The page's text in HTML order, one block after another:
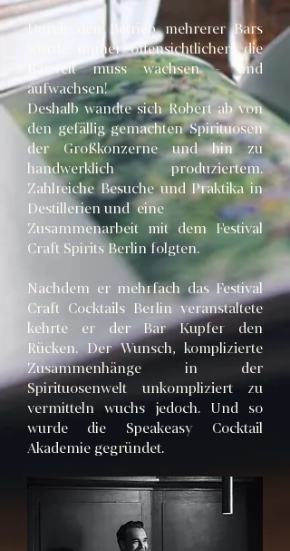
Durch den Betrieb mehrerer Bars
wurde immer offensichtlicher: die
Barwelt muss wachsen - und
aufwachsen!
Deshalb wandte sich Robert ab von
den gefällig gemachten Spirituosen
der Großkonzerne und hin zu
handwerklich produziertem.
Zahlreiche Besuche und Praktika in
Destillerien und eine
Zusammenarbeit mit dem Festival
Craft Spirits Berlinfolgten.
Nachdem er mehrfach das Festival
Craft Cocktails Berlin veranstaltete
kehrte er der Bar Kupfer den
Rücken. Der Wunsch, komplizierte
Zusammenhänge in der
Spirituosenwelt unkompliziert zu
vermitteln wuchs jedoch. Und so
wurde die Speakeasy Cocktail
Akademie gegründet.